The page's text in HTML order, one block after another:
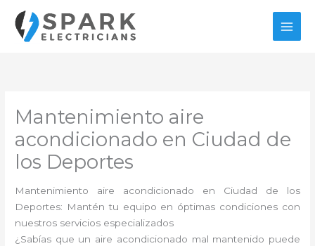
contenido
Mantenimiento aire
acondicionado en Ciudad de
los Deportes
Mantenimiento aire acondicionado en Ciudad de los
Deportes: Mantén tu equipo en óptimas condiciones con
nuestros servicios especializados
¿Sabías que un aire acondicionado mal mantenido puede